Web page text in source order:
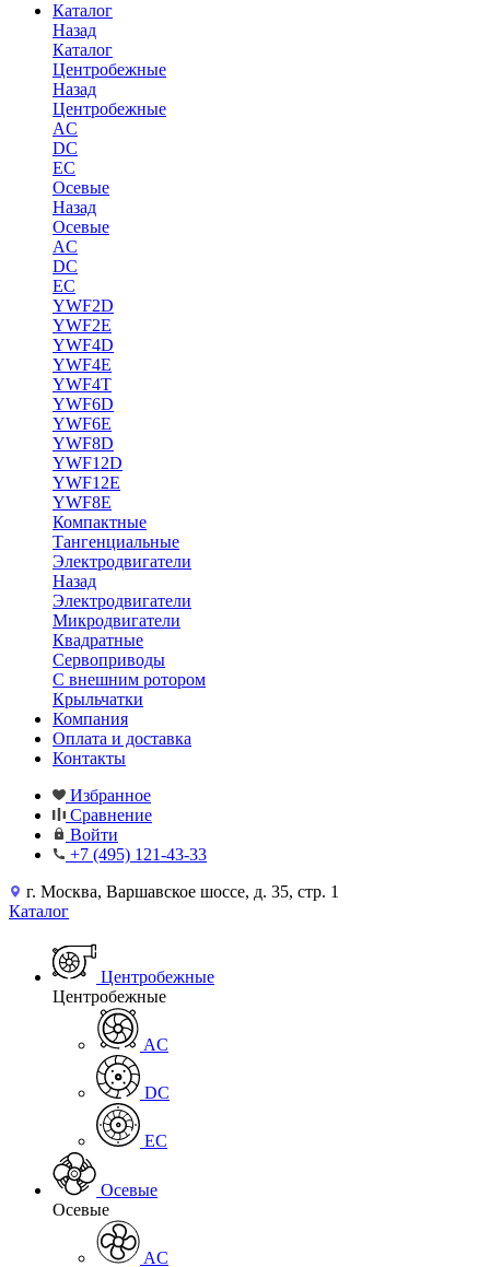
Каталог
Назад
Каталог
Центробежные
Назад
Центробежные
AC
DC
EC
Осевые
Назад
Осевые
AC
DC
EC
YWF2D
YWF2E
YWF4D
YWF4E
YWF4T
YWF6D
YWF6E
YWF8D
YWF12D
YWF12E
YWF8E
Компактные
Тангенциальные
Электродвигатели
Назад
Электродвигатели
Микродвигатели
Квадратные
Сервоприводы
С внешним ротором
Крыльчатки
Компания
Оплата и доставка
Контакты
Избранное
Сравнение
Войти
+7 (495) 121-43-33
г. Москва, Варшавское шоссе, д. 35, стр. 1
Каталог
Центробежные
Центробежные
AC
DC
EC
Осевые
Осевые
AC